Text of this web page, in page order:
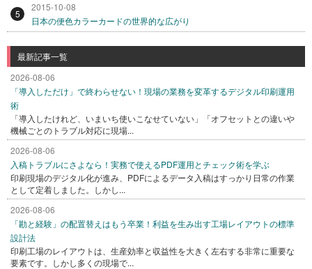
5
2015-10-08
日本の便色カラーカードの世界的な広がり
最新記事一覧
2026-08-06
「導入しただけ」で終わらせない！現場の業務を変革するデジタル印刷運用
術
「導入したけれど、いまいち使いこなせていない」「オフセットとの違いや
機械ごとのトラブル対応に現場...
2026-08-06
入稿トラブルにさよなら！実務で使えるPDF運用とチェック術を学ぶ
印刷現場のデジタル化が進み、PDFによるデータ入稿はすっかり日常の作業
として定着しました。しかし...
2026-08-06
「勘と経験」の配置替えはもう卒業！利益を生み出す工場レイアウトの標準
設計法
印刷工場のレイアウトは、生産効率と収益性を大きく左右する非常に重要な
要素です。しかし多くの現場で...